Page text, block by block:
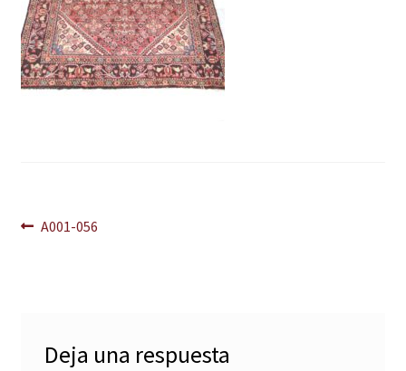
Navegación
Anterior:
A001-056
Deja una respuesta